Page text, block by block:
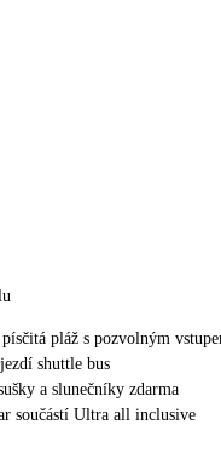
pláž s pozvolným
shuttle bus
a slunečníky zdarma
součástí Ultra all inclusive